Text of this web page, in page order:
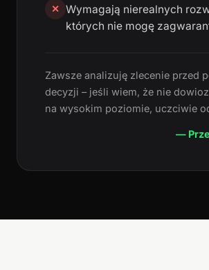
✕ Wymagają nierealnych
których nie mogę
Zawsze analizuję zlecenie przed
decyzji – jeśli wiem, że nie
na wysokim poziomie, uczciwie
—